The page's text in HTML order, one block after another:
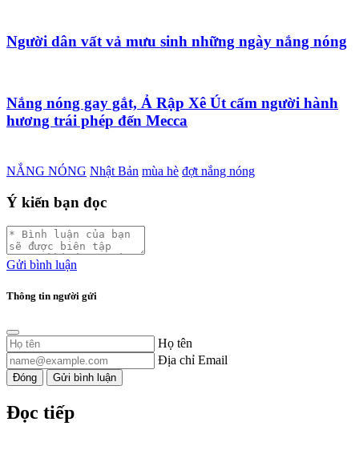
Người dân vất vả mưu sinh những ngày nắng nóng
Nắng nóng gay gắt, Ả Rập Xê Út cấm người hành
hương trái phép đến Mecca
NẮNG NÓNG Nhật Bản mùa hè đợt nắng nóng
Ý kiến bạn đọc
Gửi bình luận
Thông tin người gửi
Họ tên
Địa chỉ Email
Đóng Gửi bình luận
Đọc tiếp